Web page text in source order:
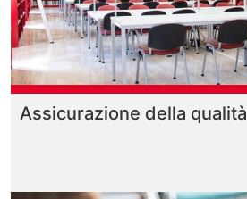
Assicurazione della qualità